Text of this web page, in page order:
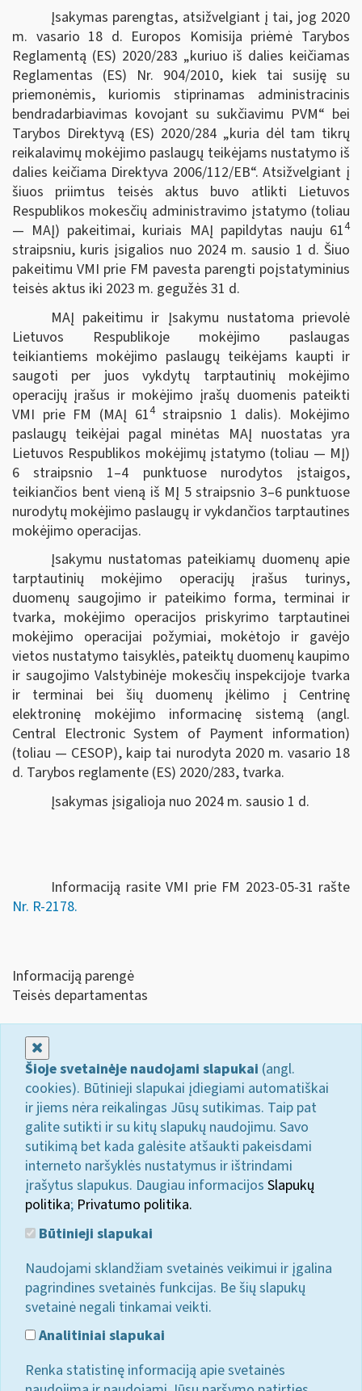
Įsakymas parengtas, atsižvelgiant į tai, jog 2020
m. vasario 18 d. Europos Komisija priėmė Tarybos
Reglamentą (ES) 2020/283 „kuriuo iš dalies keičiamas
Reglamentas (ES) Nr. 904/2010, kiek tai susiję su
priemonėmis, kuriomis stiprinamas administracinis
bendradarbiavimas kovojant su sukčiavimu PVM“ bei
Tarybos Direktyvą (ES) 2020/284 „kuria dėl tam tikrų
reikalavimų mokėjimo paslaugų teikėjams nustatymo iš
dalies keičiama Direktyva 2006/112/EB“. Atsižvelgiant į
šiuos priimtus teisės aktus buvo atlikti Lietuvos
Respublikos mokesčių administravimo įstatymo (toliau
— MAĮ) pakeitimai, kuriais MAĮ papildytas nauju 614
straipsniu, kuris įsigalios nuo 2024 m. sausio 1 d. Šiuo
pakeitimu VMI prie FM pavesta parengti poįstatyminius
teisės aktus iki 2023 m. gegužės 31 d.
MAĮ pakeitimu ir Įsakymu nustatoma prievolė
Lietuvos Respublikoje mokėjimo paslaugas
teikiantiems mokėjimo paslaugų teikėjams kaupti ir
saugoti per juos vykdytų tarptautinių mokėjimo
operacijų įrašus ir mokėjimo įrašų duomenis pateikti
VMI prie FM (MAĮ 614straipsnio 1 dalis). Mokėjimo
paslaugų teikėjai pagal minėtas MAĮ nuostatas yra
Lietuvos Respublikos mokėjimų įstatymo (toliau — MĮ)
6 straipsnio 1–4 punktuose nurodytos įstaigos,
teikiančios bent vieną iš MĮ 5 straipsnio 3–6 punktuose
nurodytų mokėjimo paslaugų ir vykdančios tarptautines
mokėjimo operacijas.
Įsakymu nustatomas pateikiamų duomenų apie
tarptautinių mokėjimo operacijų įrašus turinys,
duomenų saugojimo ir pateikimo forma, terminai ir
tvarka, mokėjimo operacijos priskyrimo tarptautinei
mokėjimo operacijai požymiai, mokėtojo ir gavėjo
vietos nustatymo taisyklės, pateiktų duomenų kaupimo
ir saugojimo Valstybinėje mokesčių inspekcijoje tvarka
ir terminai bei šių duomenų įkėlimo į Centrinę
elektroninę mokėjimo informacinę sistemą (angl.
Central Electronic System of Payment information)
(toliau — CESOP), kaip tai nurodyta 2020 m. vasario 18
d. Tarybos reglamente (ES) 2020/283, tvarka.
Įsakymas įsigalioja nuo 2024 m. sausio 1 d.
Informaciją rasite VMI prie FM 2023-05-31 rašte
Nr. R-2178.
Informaciją parengė
Teisės departamentas
Šioje svetainėje naudojami slapukai (angl.
cookies). Būtinieji slapukai įdiegiami automatiškai
ir jiems nėra reikalingas Jūsų sutikimas. Taip pat
galite sutikti ir su kitų slapukų naudojimu. Savo
sutikimą bet kada galėsite atšaukti pakeisdami
interneto naršyklės nustatymus ir ištrindami
įrašytus slapukus. Daugiau informacijos Slapukų
politika; Privatumo politika.
Būtinieji slapukai
Naudojami sklandžiam svetainės veikimui ir įgalina
pagrindines svetainės funkcijas. Be šių slapukų
svetainė negali tinkamai veikti.
Analitiniai slapukai
Renka statistinę informaciją apie svetainės